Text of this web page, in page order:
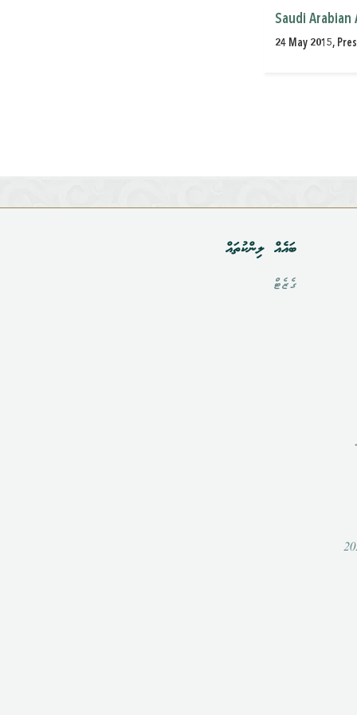
Saudi
24 May 2015,
ބައެއް ލިންކުތައް
ގެޒެޓް